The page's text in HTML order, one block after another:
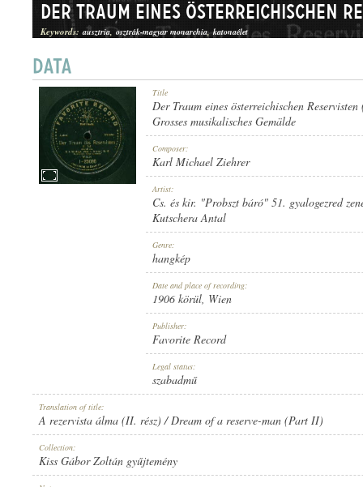
HANGKÉP
FAVORITE RECORD
RECORD NUMBER: 1-23086
Keywords: ausztria osztrák-magyar monarchia katonaélet
Title
Der Traum eines österreichischen
Grosses musikalisches Gemälde
Composer:
Karl Michael Ziehrer
Artist:
Cs. és kir. "Probszt báró" 51. gyalogezred
Kutschera Antal
Genre:
hangkép
Date and place of recording:
1906 körül, Wien
Publisher:
Favorite Record
Legal status:
szabadmű
Translation of title:
A rezervista álma (II. rész) / Dream of a reserve-man (Part II)
Collection:
Kiss Gábor Zoltán gyűjtemény